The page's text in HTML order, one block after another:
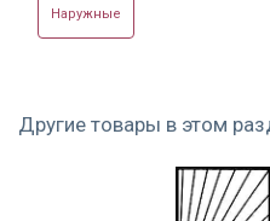
Наружные
Другие товары в этом